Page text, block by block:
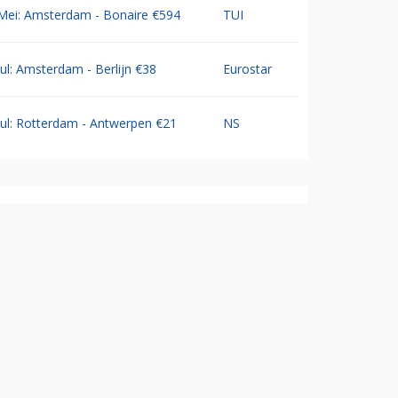
Amsterdam - Bonaire €594 TUI
Amsterdam - Berlijn €38 Eurostar
Rotterdam - Antwerpen €21 NS